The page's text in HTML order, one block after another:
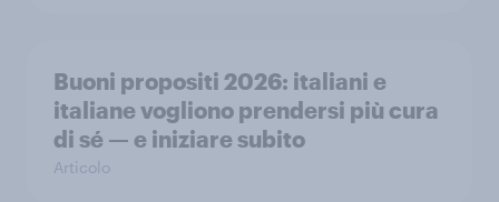
Buoni propositi 2026: italiani e
italiane vogliono prendersi più cura
di sé — e iniziare subito
Articolo